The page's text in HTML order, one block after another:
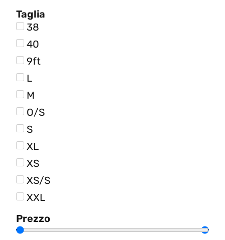
Taglia
38
40
9ft
L
M
O/S
S
XL
XS
XS/S
XXL
Prezzo